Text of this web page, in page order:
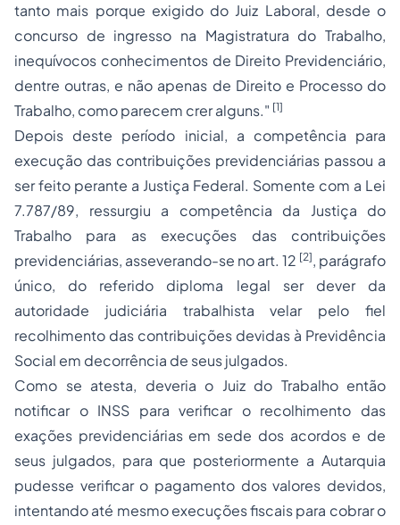
tanto mais porque exigido do Juiz Laboral, desde o
concurso de ingresso na Magistratura do Trabalho,
inequívocos conhecimentos de Direito Previdenciário,
dentre outras, e não apenas de Direito e Processodo
Trabalho, como parecem crer alguns." [1]
Depois deste período inicial, a competência para
execução das contribuições previdenciárias passou a
ser feito perante a Justiça Federal. Somente com a Lei
7.787/89, ressurgiu a competência da Justiça do
Trabalho para as execuções das contribuições
previdenciárias, asseverando-se no art. 12 [2], parágrafo
único, do referido diploma legal ser dever da
autoridade judiciária trabalhista velar pelo fiel
recolhimento das contribuições devidas à Previdência
Social em decorrência de seus julgados.
Como se atesta, deveria o Juiz do Trabalho então
notificar o INSS para verificar o recolhimento das
exações previdenciárias em sede dos acordos e de
seus julgados, para que posteriormente a Autarquia
pudesse verificar o pagamento dos valores devidos,
intentando até mesmo execuções fiscais para cobrar o